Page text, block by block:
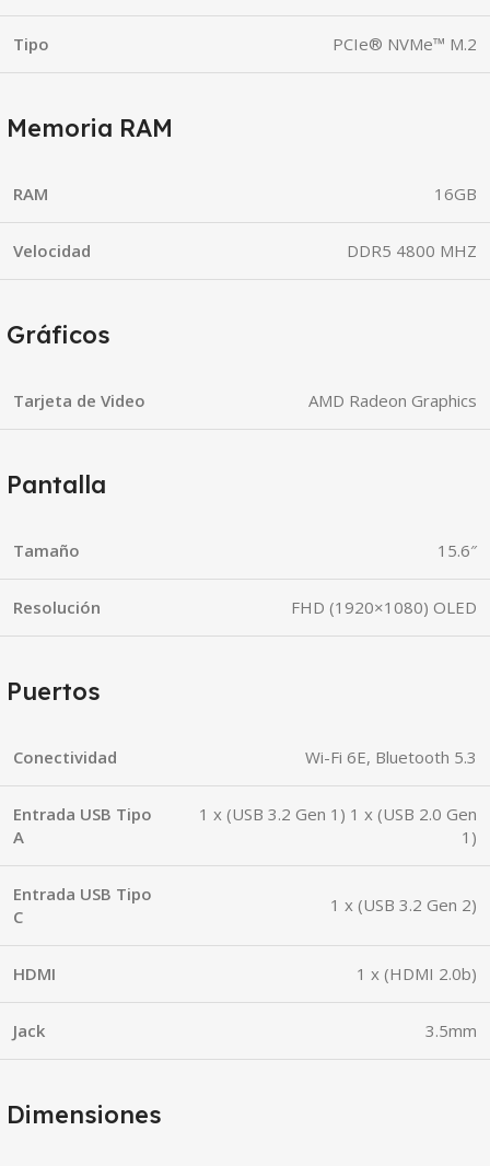
Tipo PCIe® NVMe™ M.2
Memoria RAM
RAM 16GB
Velocidad DDR5 4800 MHZ
Gráficos
Tarjeta de Video AMD Radeon Graphics
Pantalla
Tamaño 15.6″
Resolución FHD (1920×1080) OLED
Puertos
Conectividad Wi-Fi 6E, Bluetooth 5.3
Entrada USB Tipo
A
1 x (USB 3.2 Gen 1) 1 x (USB 2.0 Gen
1)
Entrada USB Tipo
C
1 x (USB 3.2 Gen 2)
HDMI 1 x (HDMI 2.0b)
Jack 3.5mm
Dimensiones